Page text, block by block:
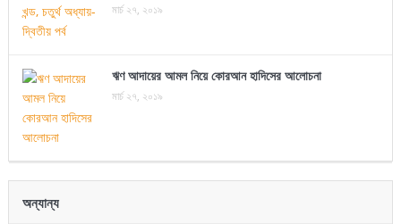
মার্চ ২৭, ২০১৯
ঋণ আদায়ের আমল নিয়ে কোরআন হাদিসের আলোচনা
মার্চ ২৭, ২০১৯
অন্যান্য